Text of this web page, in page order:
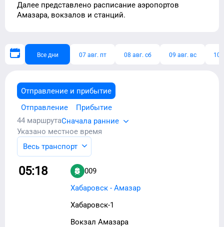
Далее представлено расписание аэропортов
Амазара, вокзалов и станций.
Все дни 07 авг. пт 08 авг. сб 09 авг. вс 10
Отправление и прибытие
Отправление
Прибытие
44 маршрутаСначала ранние
Указано местное время
Весь транспорт
05:18
009
Хабаровск - Амазар
Хабаровск-1
Вокзал Амазара